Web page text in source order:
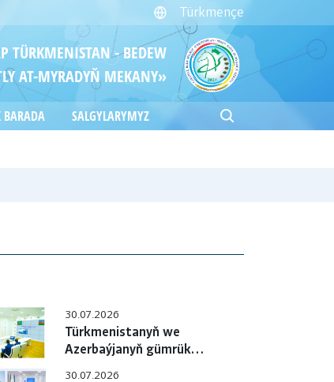
Türkmençe
TÜRKMENISTAN - BEDEW
AT-MYRADYŇ MEKANY»
BARADA SALGYLARYMYZ
30.07.2026
Türkmenistanyň we
Azerbaýjanyň gümrük
30.07.2026